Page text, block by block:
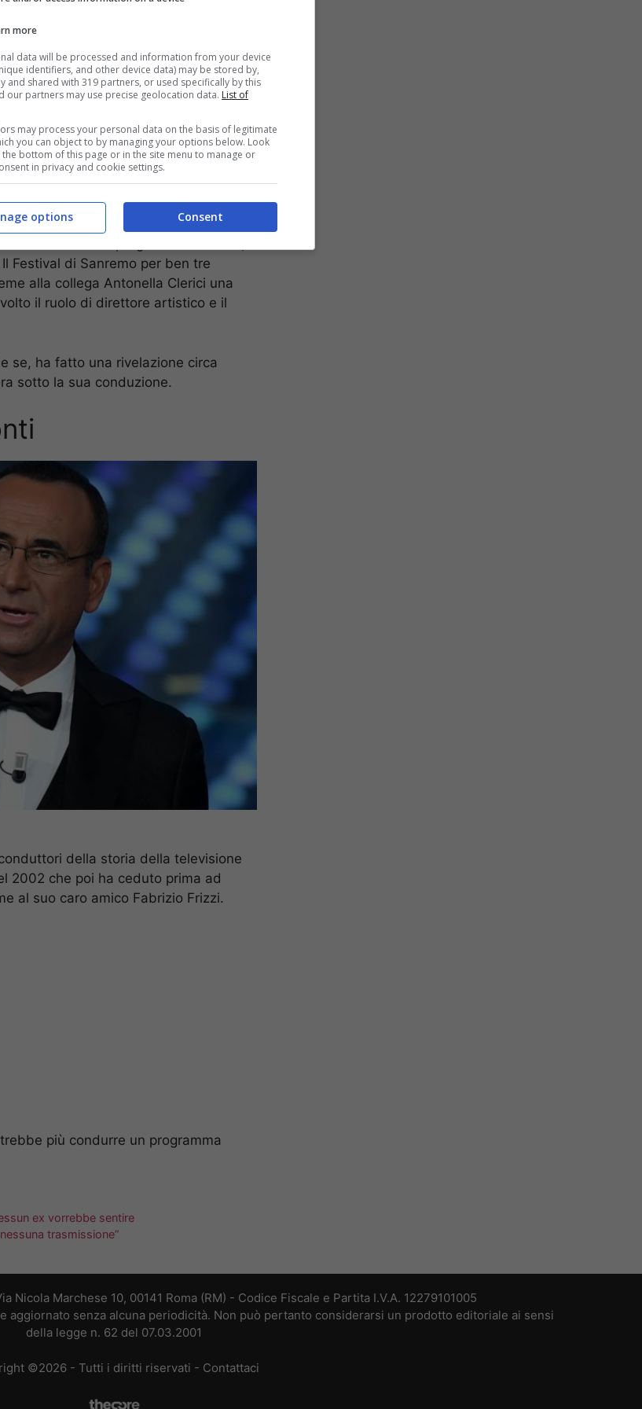
ottenuti nel ruolo da conduttore nel
diversi e famosi programmi televisivi,
Festival di Sanremo per ben tre
alla collega Antonella Clerici una
il ruolo di direttore artistico e il
se, ha fatto una rivelazione circa
sotto la sua conduzione.
della storia della televisione
2002 che poi ha ceduto prima ad
al suo caro amico Fabrizio Frizzi.
più condurre un programma
ex vorrebbe sentire
trasmissione”
Nicola Marchese 10, 00141 Roma (RM) - Codice Fiscale e Partita I.V.A. 12279101005
aggiornato senza alcuna periodicità. Non può pertanto considerarsi un prodotto editoriale ai sensi
della legge n. 62 del 07.03.2001
©2026 - Tutti i diritti riservati - Contattaci
more
data will be processed and information from your device
identifiers, and other device data) may be stored by,
and shared with 319 partners, or used specifically by this
our partners may use precise geolocation data. List of
may process your personal data on the basis of legitimate
you can object to by managing your options below. Look
bottom of this page or in the site menu to manage or
in privacy and cookie settings.
Consent
options